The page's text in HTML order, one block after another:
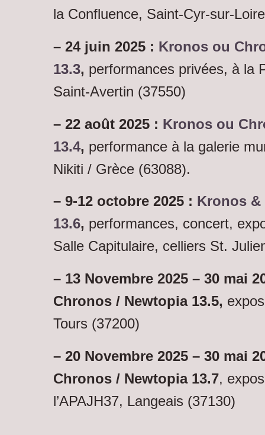
la Confluence, Saint-Cyr-sur-
– 24 juin 2025 : Kronos ou
13.3, performances privées, à la
Saint-Avertin (37550)
– 22 août 2025 : Kronos ou
13.4, performance à la galerie
Nikiti / Grèce (63088).
– 9-12 octobre 2025 : Kronos &
13.6, performances, concert,
Salle Capitulaire, celliers St.
– 13 Novembre 2025 – 30 mai
Chronos / Newtopia 13.5,
Tours (37200)
– 20 Novembre 2025 – 30 mai
Chronos / Newtopia 13.7,
l’APAJH37, Langeais (37130)